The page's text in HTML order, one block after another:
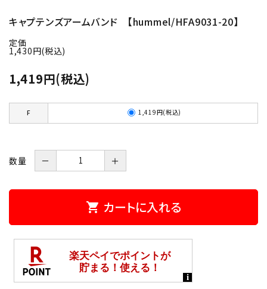
キャプテンズアームバンド 【hummel/HFA9031-20】
定価
1,430円(税込)
1,419円(税込)
F 1,419円(税込)
数量 － ＋
shopping_cart カートに入れる